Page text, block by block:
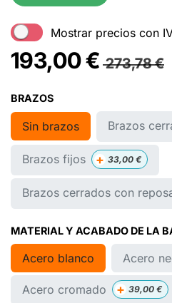
Mostrar precios con
193,00€ 273,78€
BRAZOS
Sin brazos Brazos
Brazos fijos + 33,00 €
Brazos cerrados con
MATERIAL Y ACABADO DE LA
Acero blanco Acero
Acero cromado + 39,00 €